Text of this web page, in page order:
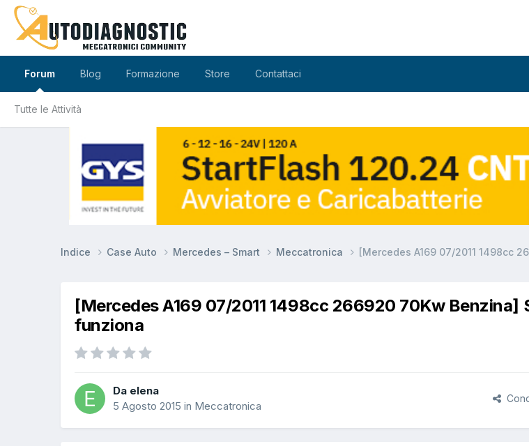
Forum
Tutte le Attività
Blog Formazione Store Contattaci
Indice Case Auto Mercedes – Smart Meccatronica [Mercedes A169 07/2011 1498cc
[Mercedes A169 07/2011 1498cc 266920 70Kw Benzina]
funziona
Da elena
5 Agosto 2015 in Meccatronica